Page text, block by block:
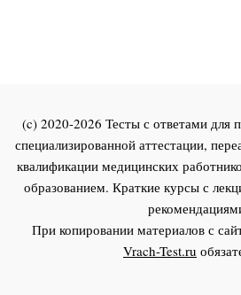
(c) 2020-2026 Тесты с ответами для
специализированной аттестации,
квалификации медицинских
образованием. Краткие курсы с
При копировании материалов с
Vrach-Test.ru